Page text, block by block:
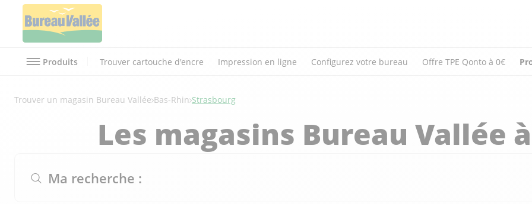
Produits Trouver cartouche d'encre Impression en ligne Configurez votre bureau Offre TPE Qonto à 0€
Trouver un magasin Bureau Vallée Bas-Rhin Strasbourg
Les magasins Bureau Vallée
Ma recherche :